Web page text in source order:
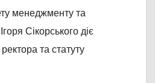
менеджменту та
Сікорського діє
та статуту